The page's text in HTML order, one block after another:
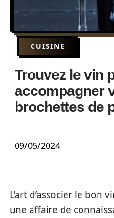
CUISINE
Trouvez le vin
accompagner
brochettes de
09/05/2024
L’art d’associer le bon
une affaire de